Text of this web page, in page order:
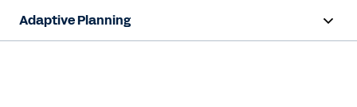
Adaptive Planning